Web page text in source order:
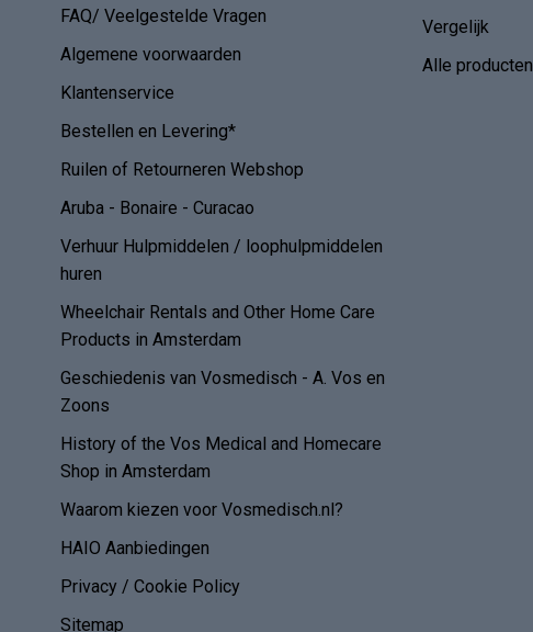
FAQ/ Veelgestelde Vragen
Algemene voorwaarden
Klantenservice
Bestellen en Levering*
Ruilen of Retourneren Webshop
Aruba - Bonaire - Curacao
Verhuur Hulpmiddelen / loophulpmiddelen
huren
Wheelchair Rentals and Other Home Care
Products in Amsterdam
Geschiedenis van Vosmedisch - A. Vos en
Zoons
History of the Vos Medical and Homecare
Shop in Amsterdam
Waarom kiezen voor Vosmedisch.nl?
HAIO Aanbiedingen
Privacy / Cookie Policy
Sitemap
Vergelijk
Alle producten